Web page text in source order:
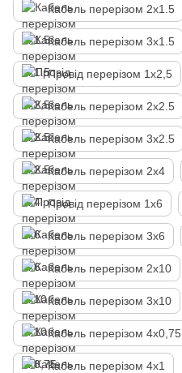
Кабель перерізом 2х1.5
Кабель перерізом 3х1.5
Провід перерізом 1х2,5
Кабель перерізом 2х2.5
Кабель перерізом 3х2.5
Кабель перерізом 2х4
Провід перерізом 1х6
Кабель перерізом 3х6
Кабель перерізом 2х10
Кабель перерізом 3х10
Кабель перерізом 4х0,75
Кабель перерізом 4х1